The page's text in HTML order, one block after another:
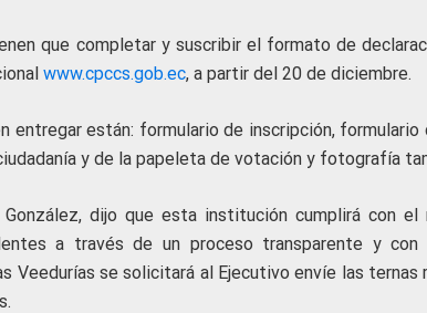
que completar y suscribir el formato de
www.cpccs.gob.ec, a partir del 20 de diciembre.
entregar están: formulario de inscripción, formulario
y de la papeleta de votación y fotografía
González, dijo que esta institución cumplirá con
a través de un proceso transparente y
Veedurías se solicitará al Ejecutivo envíe las